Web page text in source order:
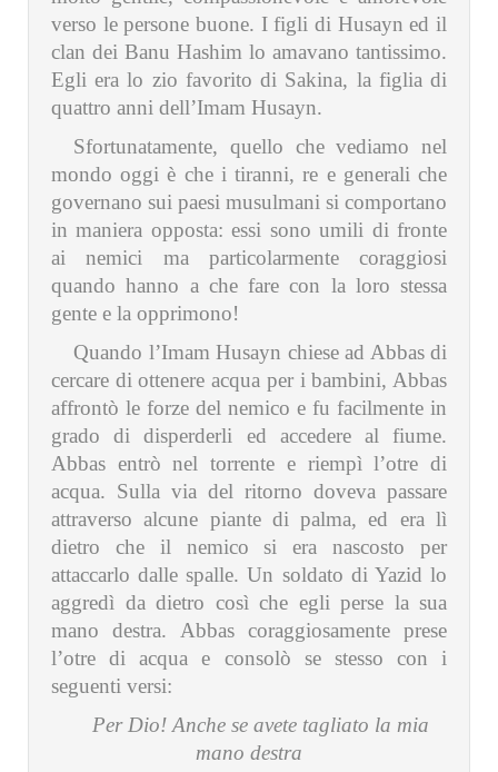
verso le persone buone. I figli di Husayn ed il
clan dei Banu Hashim lo amavano tantissimo.
Egli era lo zio favorito di Sakina, la figlia di
quattro anni dell’Imam Husayn.
Sfortunatamente, quello che vediamo nel
mondo oggi è che i tiranni, re e generali che
governano sui paesi musulmani si comportano
in maniera opposta: essi sono umili di fronte
ai nemici ma particolarmente coraggiosi
quando hanno a che fare con la loro stessa
gente e la opprimono!
Quando l’Imam Husayn chiese ad Abbas di
cercare di ottenere acqua per i bambini, Abbas
affrontò le forze del nemico e fu facilmente in
grado di disperderli ed accedere al fiume.
Abbas entrò nel torrente e riempì l’otre di
acqua. Sulla via del ritorno doveva passare
attraverso alcune piante di palma, ed era lì
dietro che il nemico si era nascosto per
attaccarlo dalle spalle. Un soldato di Yazid lo
aggredì da dietro così che egli perse la sua
mano destra. Abbas coraggiosamente prese
l’otre di acqua e consolò se stesso con i
seguenti versi:
Per Dio! Anche se avete tagliato la mia
mano destra